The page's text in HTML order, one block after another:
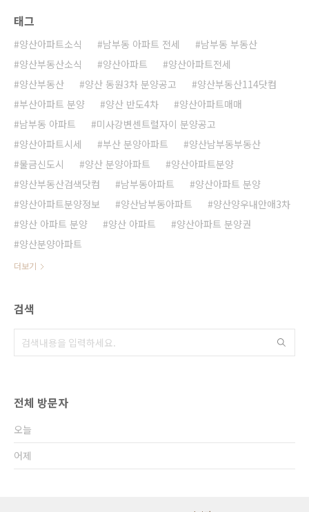
태그
양산아파트소식 남부동 아파트 전세
남부동 부동산
양산부동산소식
양산아파트
양산아파트전세
양산부동산
양산 동원3차 분양공고
양산부동산114닷컴
부산아파트 분양
양산 반도4차
양산아파트매매
남부동 아파트
미사강변센트럴자이 분양공고
양산아파트시세
부산 분양아파트
양산남부동부동산
물금신도시
양산 분양아파트
양산아파트분양
양산부동산검색닷컴
남부동아파트
양산아파트 분양
양산아파트분양정보
양산남부동아파트
양산양우내안애3차
양산 아파트 분양
양산 아파트
양산아파트 분양권
양산분양아파트
더보기
검색
전체 방문자
오늘
어제